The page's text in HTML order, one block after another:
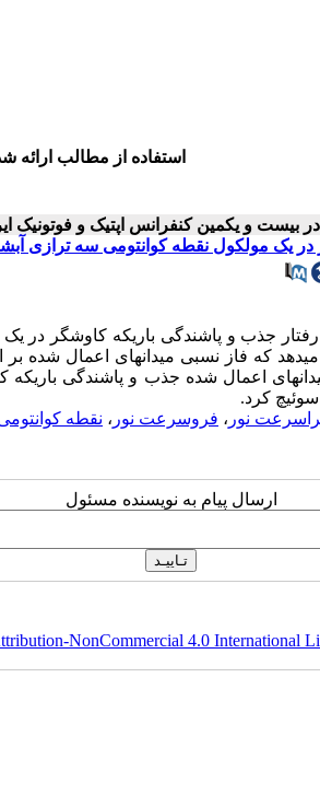
استفاده از مطالب ارائه
یک مولکول نقطه کوانتومی سه ترازی
رفتار جذب و پاشندگی باریکه کاوشگر در
که فاز نسبی میدان­های اعمال شده بر
اعمال شده جذب و پاشندگی باریکه
کرد.
نور ، فروسرعت نور ، نقطه
ارسال پیام به نویسنده مسئول
NonCommercial 4.0 International